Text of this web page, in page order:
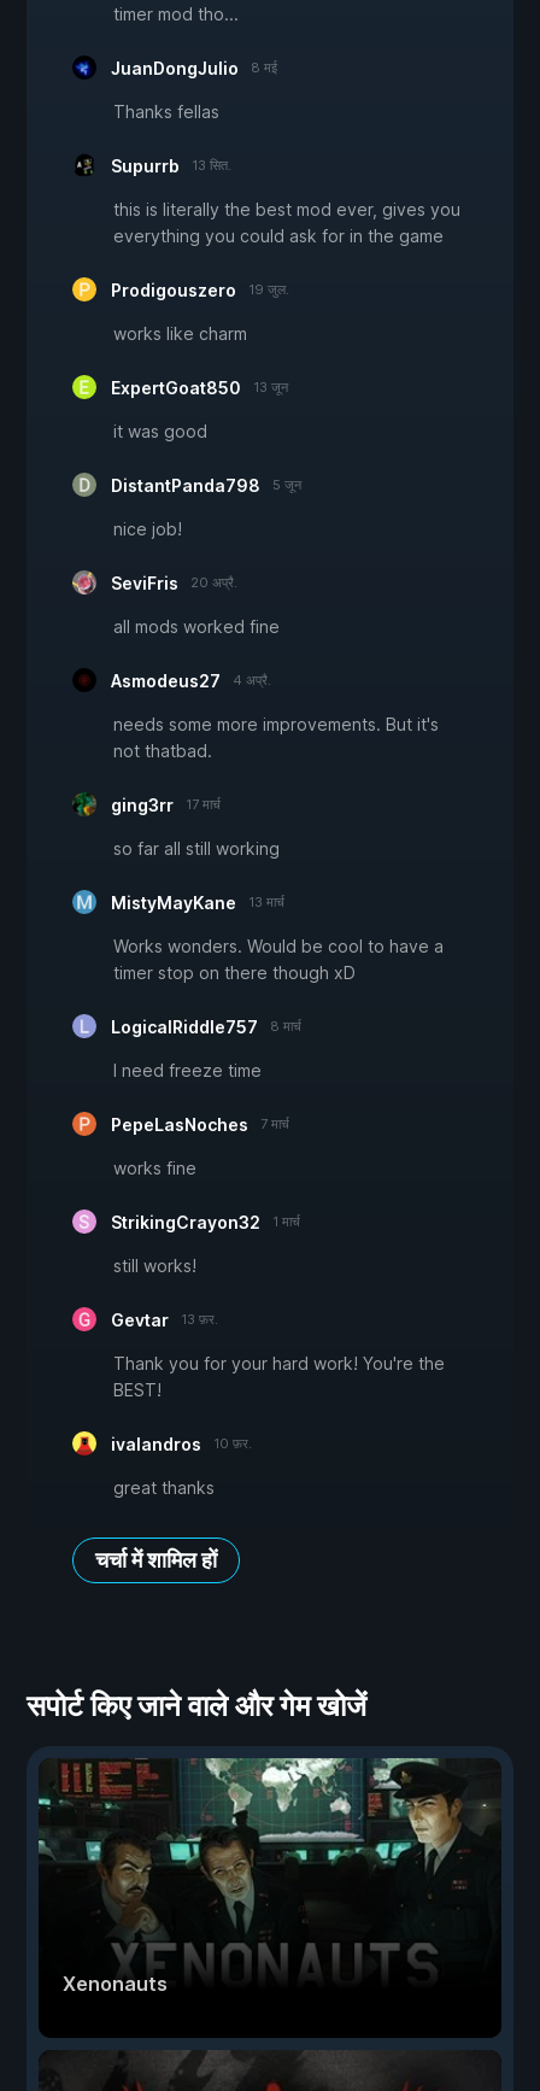
timer mod tho...
JuanDongJulio 8 मई
Thanks fellas
Supurrb 13 सित.
this is literally the best mod ever, gives you
everything you could ask for in the game
Prodigouszero 19 जुल.
works like charm
ExpertGoat850 13 जून
it was good
DistantPanda798 5 जून
nice job!
SeviFris 20 अप्रै.
all mods worked fine
Asmodeus27 4 अप्रै.
needs some more improvements. But it's
not thatbad.
ging3rr 17 मार्च
so far all still working
MistyMayKane 13 मार्च
Works wonders. Would be cool to have a
timer stop on there though xD
LogicalRiddle757 8 मार्च
I need freeze time
PepeLasNoches 7 मार्च
works fine
StrikingCrayon32 1 मार्च
still works!
Gevtar 13 फ़र.
Thank you for your hard work! You're the
BEST!
ivalandros 10 फ़र.
great thanks
चर्चा में शामिल हों
सपोर्ट किए जाने वाले और गेम खोजें
Xenonauts